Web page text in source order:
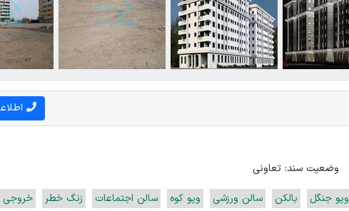
وضعیت سند: تعاونی
ویو جنگل بالکن سالن ورزشی ویو کوه سالن اجتماعات زنگ خطر خروجی